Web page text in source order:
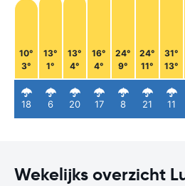
10°
3°
18
13°
1°
6
13°
4°
20
16°
4°
17
24°
9°
8
24°
11°
21
31°
13°
11
Wekelijks overzicht